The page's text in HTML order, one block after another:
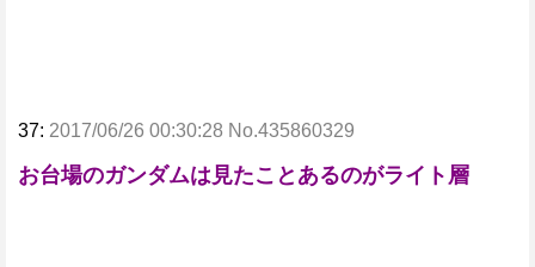
37: 2017/06/26 00:30:28 No.435860329
お台場のガンダムは見たことあるのがライト層